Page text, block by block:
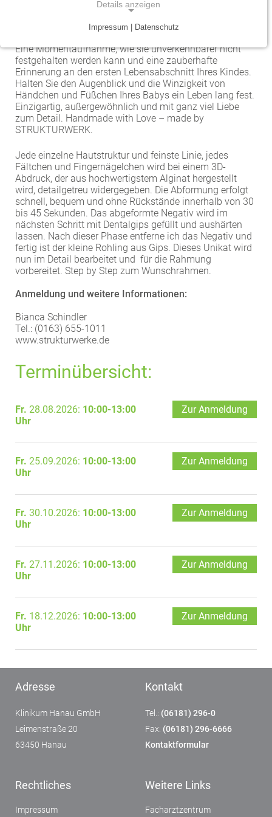
Vereinbarkeit von Beruf und Leben
Mitarbeitervorteile
Kinder- und Jugendmedizin
Neurologie
Psychiatrie und Psychotherapie
Anästhesiologie, operative Intensivmedizin und
Schmerztherapie
Hals-, Nase- und Ohren-Erkrankungen
Dermatologie und Allergologie
Alle Kliniken, Fachbereiche und Zentren
Traumazentrum
Tumorzentrum
Viszeralonkologisches Zentrum (Darm, Pankreas)
Vorhofflimmerzentrum
Zentrum für Arbeitsmedizin, Arbeitssicherheit und
Zentrum für Kinderdiabetes (DDG)
Zentrum für Lymphome und Leukämien
Alle Kliniken, Fachbereiche und Zentren
Patientenfürsprecher
Physiotherapie
Seelsorge
Soziale Dienste
Alle Kliniken, Fachbereiche und Zentren
Händchen und Füßchen Ihres Babys modellieren
Eine Momentaufnahme, wie sie unverkennbarer nicht
festgehalten werden kann und eine zauberhafte
Erinnerung an den ersten Lebensabschnitt Ihres Kindes.
Halten Sie den Augenblick und die Winzigkeit von
Händchen und Füßchen Ihres Babys ein Leben lang fest.
Einzigartig, außergewöhnlich und mit ganz viel Liebe
zum Detail. Handmade with Love – made by
STRUKTURWERK.
Jede einzelne Hautstruktur und feinste Linie, jedes
Fältchen und Fingernägelchen wird bei einem 3D-
Abdruck, der aus hochwertigstem Alginat hergestellt
wird, detailgetreu widergegeben. Die Abformung erfolgt
schnell, bequem und ohne Rückstände innerhalb von 30
bis 45 Sekunden. Das abgeformte Negativ wird im
nächsten Schritt mit Dentalgips gefüllt und aushärten
lassen. Nach dieser Phase entferne ich das Negativ und
fertig ist der kleine Rohling aus Gips. Dieses Unikat wird
nun im Detail bearbeitet und für die Rahmung
vorbereitet. Step by Step zum Wunschrahmen.
Anmeldung und weitere Informationen:
Bianca Schindler
Tel.: (0163) 655-1011
www.strukturwerke.de
Terminübersicht:
Fr. 28.08.2026: 10:00-13:00
Uhr
Zur Anmeldung
Fr. 25.09.2026: 10:00-13:00
Uhr
Zur Anmeldung
Fr. 30.10.2026: 10:00-13:00
Uhr
Zur Anmeldung
Fr. 27.11.2026: 10:00-13:00
Uhr
Zur Anmeldung
Fr. 18.12.2026: 10:00-13:00
Uhr
Zur Anmeldung
Adresse
Klinikum Hanau GmbH
Leimenstraße 20
63450 Hanau
Kontakt
Tel.: (06181) 296-0
Fax: (06181) 296-6666
Kontaktformular
Rechtliches
Impressum
Weitere Links
Facharztzentrum
Details anzeigen
Notwendige Cookies ermöglichen grundlegende
Funktionen und sind für die einwandfreie Funktion
der Website erforderlich.
Einverständnis-Cookie
cookie_consent
Zweck:
Dieser Cookie speichert die ausgewählten
Einverständnis-Optionen des Benutzers
Cookie Laufzeit:
1 Jahr
EXTERNE MEDIEN
Plattformen anzeigen zu können, werden von
diesen externen Medien Cookies gesetzt.
Impressum | Datenschutz